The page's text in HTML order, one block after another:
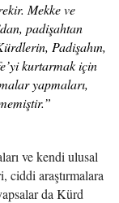
Mekke ve
padişahtan
Padişahın,
kurtarmak için
yapmaları,
ve kendi ulusal
ciddi araştırmalara
da Kürd